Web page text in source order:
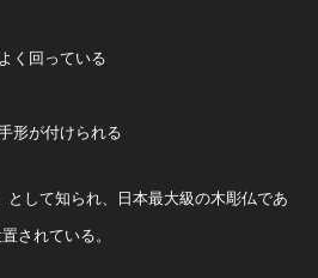
く回っている
形が付けられる
として知られ、日本最大級の木彫仏であ
されている。